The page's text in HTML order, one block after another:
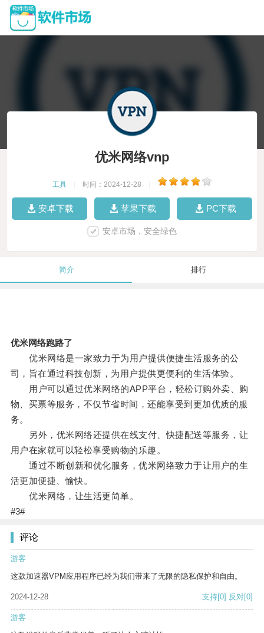
优米网络vnp
工具 时间：2024-12-28
安卓下载 苹果下载 PC下载
安卓市场，安全绿色
简介 排行
优米网络跑路了
优米网络是一家致力于为用户提供便捷生活服务的公
司，旨在通过科技创新，为用户提供更便利的生活体验。
用户可以通过优米网络的APP平台，轻松订购外卖、购
物、买票等服务，不仅节省时间，还能享受到更加优质的服
务。
另外，优米网络还提供在线支付、快捷配送等服务，让
用户在家就可以轻松享受购物的乐趣。
通过不断创新和优化服务，优米网络致力于让用户的生
活更加便捷、愉快。
优米网络，让生活更简单。
#3#
评论
游客
这款加速器VPM应用程序已经为我们带来了无限的隐私保护和自由。
2024-12-28 支持[0] 反对[0]
游客